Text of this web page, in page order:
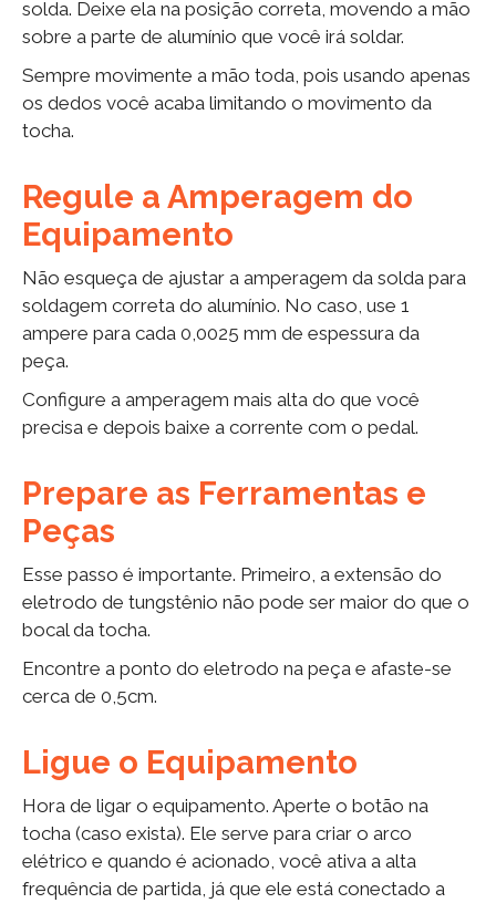
solda. Deixe ela na posição correta, movendo a mão
sobre a parte de alumínio que você irá soldar.
Sempre movimente a mão toda, pois usando apenas
os dedos você acaba limitando o movimento da
tocha.
Regule a Amperagem do
Equipamento
Não esqueça de ajustar a amperagem da solda para
soldagem correta do alumínio. No caso, use 1
ampere para cada 0,0025 mm de espessura da
peça.
Configure a amperagem mais alta do que você
precisa e depois baixe a corrente com o pedal.
Prepare as Ferramentas e
Peças
Esse passo é importante. Primeiro, a extensão do
eletrodo de tungstênio não pode ser maior do que o
bocal da tocha.
Encontre a ponto do eletrodo na peça e afaste-se
cerca de 0,5cm.
Ligue o Equipamento
Hora de ligar o equipamento. Aperte o botão na
tocha (caso exista). Ele serve para criar o arco
elétrico e quando é acionado, você ativa a alta
frequência de partida, já que ele está conectado a